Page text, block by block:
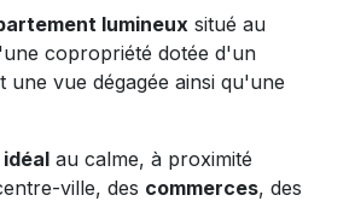
lumineux situé au
copropriété dotée d'un
une vue dégagée ainsi qu'une
au calme, à proximité
ville, des commerces, des